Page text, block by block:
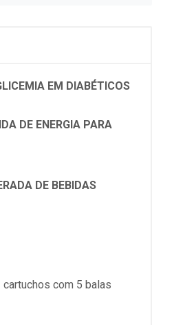
EM DIABÉTICOS
DE ENERGIA PARA
DE BEBIDAS
com 5 balas